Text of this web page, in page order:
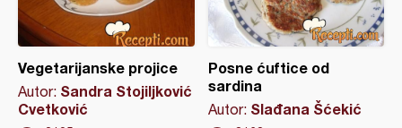
Vegetarijanske projice
Autor: Sandra Stojiljković
Cvetković
Posne ćuftice od
sardina
Autor: Slađana Šćekić